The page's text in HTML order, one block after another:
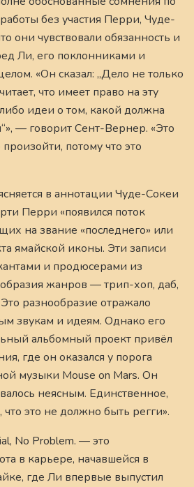
без участия Перри, Чуде-
они чувствовали обязанность и
Ли, его поклонниками и
«Он сказал: „Дело не только
что имеет право на эту
идеи о том, какой должна
— говорит Сент-Вернер. «Это
потому что это
в аннотации Чуде-Сокеи
Перри «появился поток
на звание «последнего» или
ямайской иконы. Эти записи
и продюсерами из
жанров — трип-хоп, даб,
разнообразие отражало
звукам и идеям. Однако его
альбомный проект привёл
где он оказался у порога
музыки Mouse on Mars. Он
неясным. Единственное,
что это не должно быть регги».
No Problem. — это
в карьере, начавшейся в
где Ли впервые выпустил